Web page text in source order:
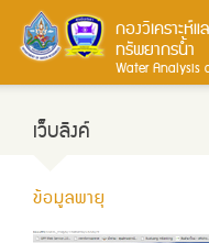
กองวิเคราะห์
ทรัพยากรน้ำ
Water Analysis
เว็บลิงค์
ข้อมูลพายุ